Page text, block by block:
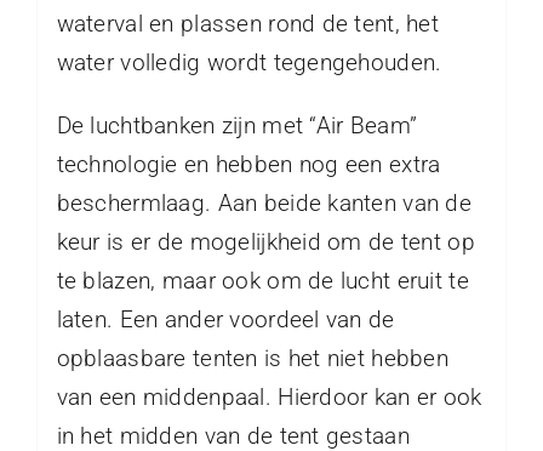
waterval en plassen rond de tent, het
water volledig wordt tegengehouden.
De luchtbanken zijn met “Air Beam”
technologie en hebben nog een extra
beschermlaag. Aan beide kanten van de
keur is er de mogelijkheid om de tent op
te blazen, maar ook om de lucht eruit te
laten. Een ander voordeel van de
opblaasbare tenten is het niet hebben
van een middenpaal. Hierdoor kan er ook
in het midden van de tent gestaan